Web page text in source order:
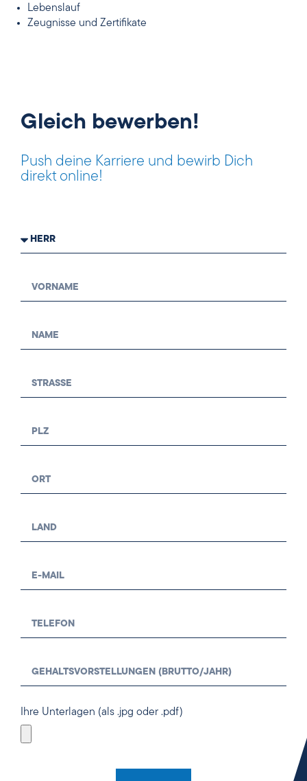
Lebenslauf
Zeugnisse und Zertifikate
Gleich bewerben!
Push deine Karriere und bewirb Dich
direkt online!
Ihre Unterlagen (als .jpg oder .pdf)